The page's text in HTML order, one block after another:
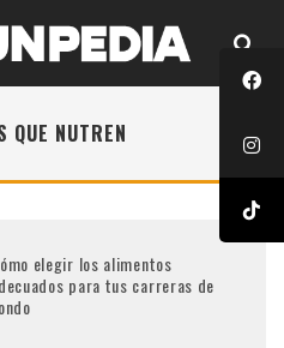
QUE NUTREN
elegir los alimentos
para tus carreras de